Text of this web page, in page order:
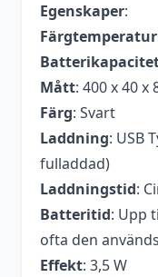
Egenskaper:
Färgtemperatur
Mått: 400 x 40 x
Färg: Svart
Laddning: USB
fulladdad)
Laddningstid:
Batteritid: Upp
ofta den
Effekt: 3,5 W